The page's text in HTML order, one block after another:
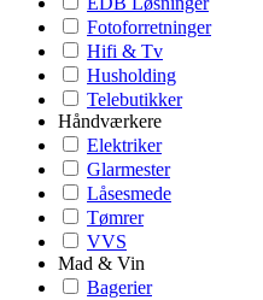
Fotoforretninger
Hifi & Tv
Husholding
Telebutikker
Håndværkere
Elektriker
Glarmester
Låsesmede
Tømrer
VVS
Mad & Vin
Bagerier